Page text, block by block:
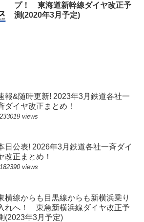
プ！ 東海道新幹線ダイヤ改正予
測(2020年3月予定)
報&随時更新! 2023年3月鉄道各社一
ダイヤ改正まとめ！
233019 views
日公表! 2026年3月鉄道各社一斉ダイ
改正まとめ！
182390 views
横線からも目黒線からも新横浜乗り
れへ！ 東急新横浜線ダイヤ改正予
(2023年3月予定)